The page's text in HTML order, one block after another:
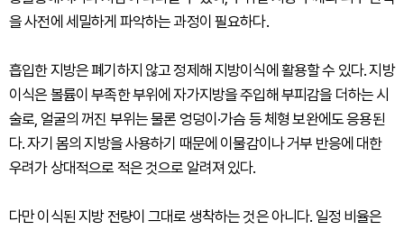
을 사전에 세밀하게 파악하는 과정이 필요하다.
흡입한 지방은 폐기하지 않고 정제해 지방이식에 활용할 수 있다. 지방
이식은 볼륨이 부족한 부위에 자가지방을 주입해 부피감을 더하는 시
술로, 얼굴의 꺼진 부위는 물론 엉덩이·가슴 등 체형 보완에도 응용된
다. 자기 몸의 지방을 사용하기 때문에 이물감이나 거부 반응에 대한
우려가 상대적으로 적은 것으로 알려져 있다.
다만 이식된 지방 전량이 그대로 생착하는 것은 아니다. 일정 비율은